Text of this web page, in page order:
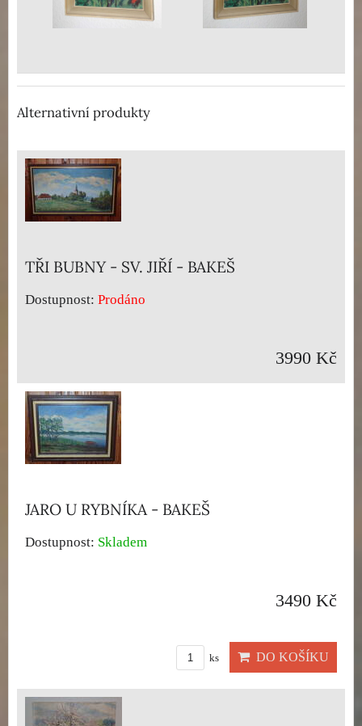
Alternativní produkty
TŘI BUBNY - SV. JIŘÍ - BAKEŠ
Dostupnost: Prodáno
3990 Kč
JARO U RYBNÍKA - BAKEŠ
Dostupnost: Skladem
3490 Kč
ks DO KOŠÍKU